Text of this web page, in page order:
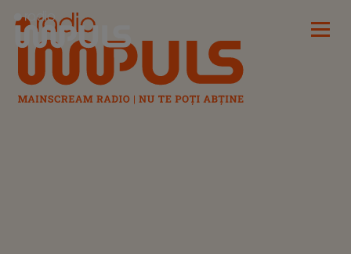
Radio Impuls